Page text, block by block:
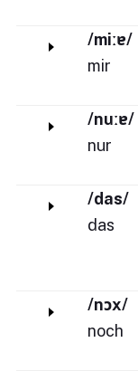
/miːɐ/
mir
/nuːɐ/
nur
/das/
das
/nɔx/
noch